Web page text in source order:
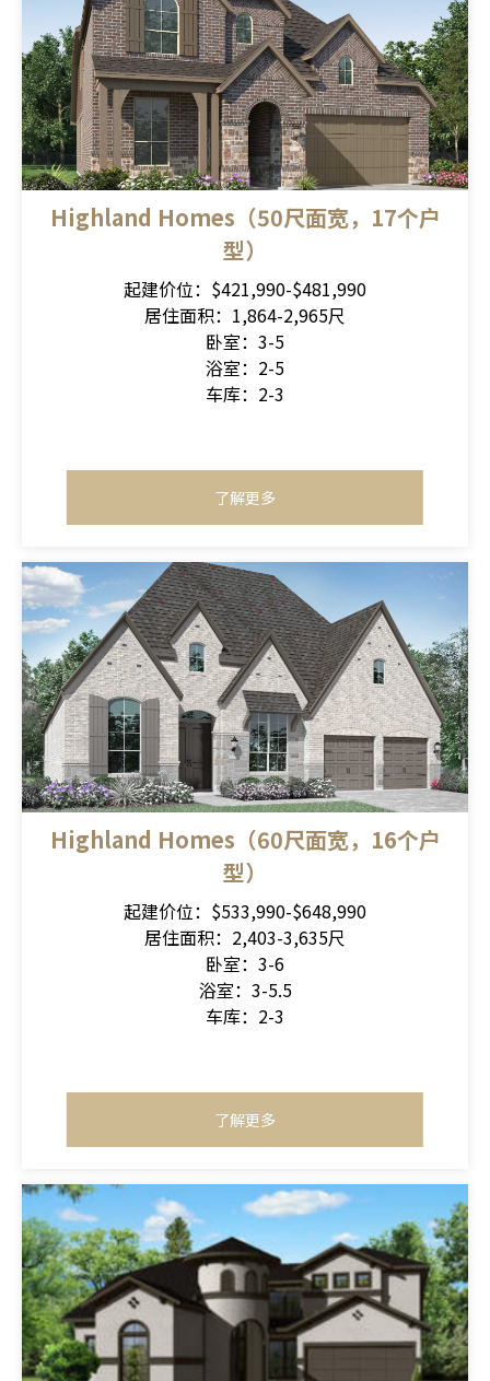
Highland Homes（50尺面宽，17个户
型）
起建价位：$421,990-$481,990
居住面积：1,864-2,965尺
卧室：3-5
浴室：2-5
车库：2-3
了解更多
Highland Homes（60尺面宽，16个户
型）
起建价位：$533,990-$648,990
居住面积：2,403-3,635尺
卧室：3-6
浴室：3-5.5
车库：2-3
了解更多